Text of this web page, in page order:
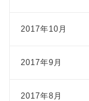
2017年10月
2017年9月
2017年8月